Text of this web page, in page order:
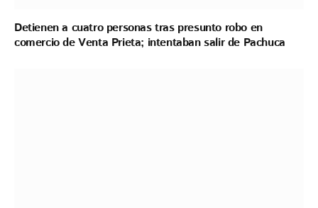
Detienen a cuatro personas tras presunto robo en
comercio de Venta Prieta; intentaban salir de Pachuca